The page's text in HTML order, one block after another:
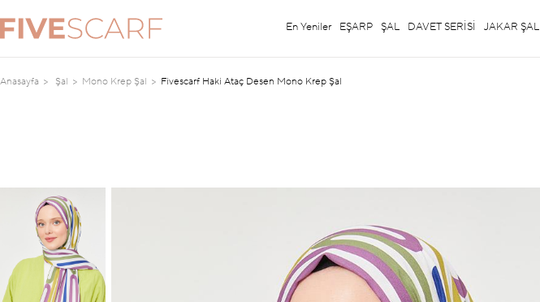
En Yeniler EŞARP ŞAL DAVET SERİSİ JAKAR ŞAL
Anasayfa Şal Mono Krep Şal Fivescarf Haki Ataç Desen Mono Krep Şal